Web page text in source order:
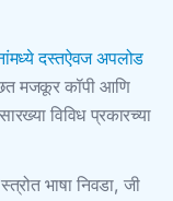
दस्तऐवज अपलोड
मजकूर कॉपी आणि
विविध प्रकारच्या
भाषा निवडा, जी